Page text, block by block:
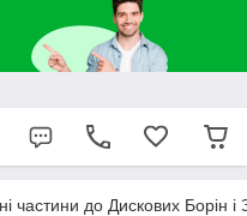
частини до Дискових Борін і